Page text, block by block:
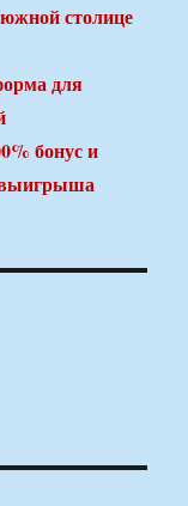
столице
для
бонус и
выигрыша